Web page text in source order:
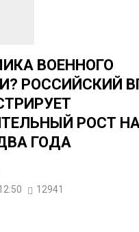
ВОЕННОГО
РОССИЙСКИЙ
РОСТ
ГОДА
12941